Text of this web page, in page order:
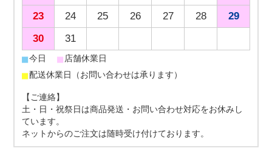
23
24 25 26 27 28
29
30
31
■今日 ■ 店舗休業日
■配送休業日（お問い合わせは承ります）
【ご連絡】
土・日・祝祭日は商品発送・お問い合わせ対応をお休みし
ています。
ネットからのご注文は随時受け付けております。